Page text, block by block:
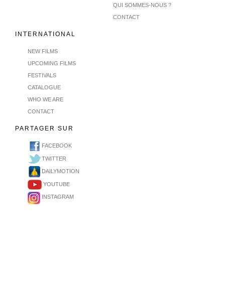
QUI SOMMES-NOUS ?
CONTACT
INTERNATIONAL
NEW FILMS
UPCOMING FILMS
FESTIVALS
CATALOGUE
WHO WE ARE
CONTACT
PARTAGER SUR
FACEBOOK
TWITTER
DAILYMOTION
YOUTUBE
INSTAGRAM